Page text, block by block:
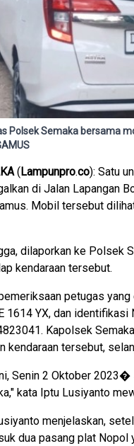
Polsek Semaka bersama
( Lampunpro.co): Satu
di Jalan Lapangan
Mobil tersebut
dilaporkan ke Polsek
kendaraan tersebut.
petugas
1614 YX, dan
Kapolsek
kendaraan tersebut,
Senin 2 Oktober 2023�
kata Iptu Lusiyanto
menjelaskan,
dua pasang plat Nopol